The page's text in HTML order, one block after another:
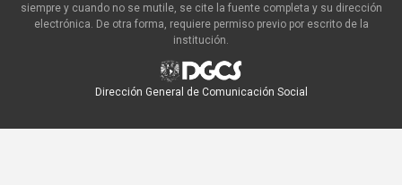
siempre y cuando no se mutile, se cite la fuente completa y su dirección
electrónica. De otra forma, requiere permiso previo por escrito de la
institución.
Dirección General de Comunicación Social